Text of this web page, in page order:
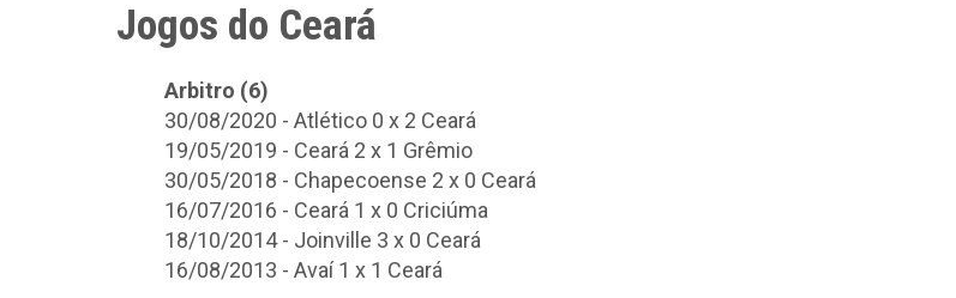
Jogos do Ceará
Arbitro (6)
30/08/2020 - Atlético 0 x 2 Ceará
19/05/2019 - Ceará 2 x 1 Grêmio
30/05/2018 - Chapecoense 2 x 0 Ceará
16/07/2016 - Ceará 1 x 0 Criciúma
18/10/2014 - Joinville 3 x 0 Ceará
16/08/2013 - Avaí 1 x 1 Ceará